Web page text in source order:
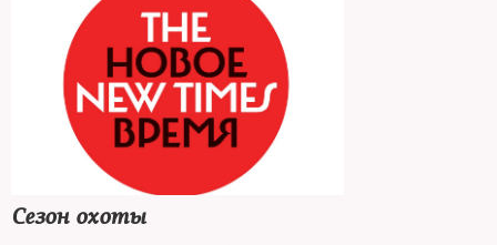
Сезон охоты